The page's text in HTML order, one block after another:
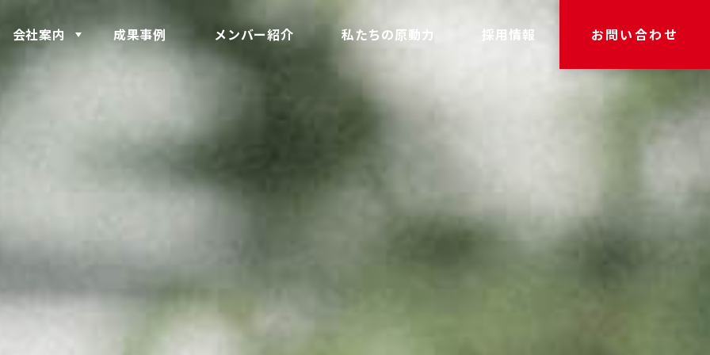
会社案内 成果事例 メンバー紹介 私たちの原動力 採用情報 お問い合わせ